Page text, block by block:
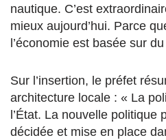
nautique. C’est
mieux aujourd’hui. Parce
l’économie est basée sur
Sur l’insertion, le préfet
architecture locale : « La
l’État. La nouvelle politique
décidée et mise en place